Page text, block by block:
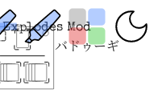
Mod
バドゥーギ